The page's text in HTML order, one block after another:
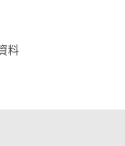
料